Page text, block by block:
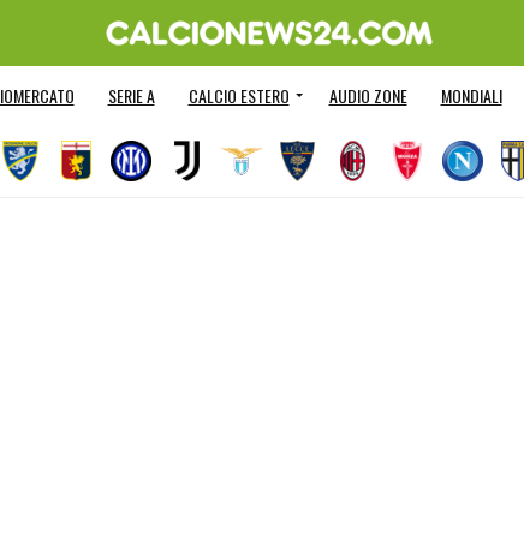
SERIE A CALCIO ESTERO AUDIO ZONE MONDIALI